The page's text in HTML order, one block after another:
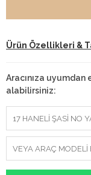
Ürün Özellikleri &
Aracınıza
alabilirsiniz: